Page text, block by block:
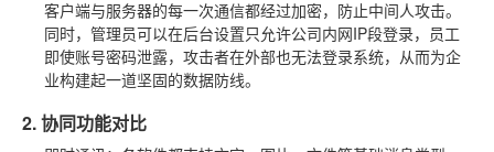
客户端与服务器的每一次通信都经过加密，防止中间人攻击。
同时，管理员可以在后台设置只允许公司内网IP段登录，员工
即使账号密码泄露，攻击者在外部也无法登录系统，从而为企
业构建起一道坚固的数据防线。
2. 协同功能对比